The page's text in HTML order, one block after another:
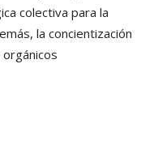
colectiva para la
la concientización